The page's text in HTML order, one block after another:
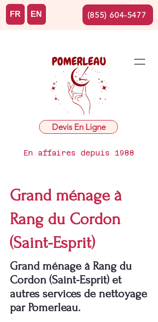
Devis En Ligne
En affaires depuis 1988
FR EN (855) 604-5477
Grand ménage à
Rang du Cordon
(Saint-Esprit)
Grand ménage à Rang du
Cordon (Saint-Esprit) et
autres services de nettoyage
par Pomerleau.